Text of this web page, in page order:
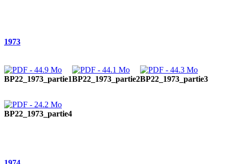
1973
BP22_1973_partie1BP22_1973_partie2BP22_1973_partie3
BP22_1973_partie4